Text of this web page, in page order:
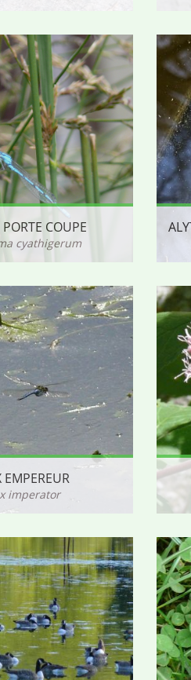
COUPE
cyathigerum
EMPEREUR
imperator